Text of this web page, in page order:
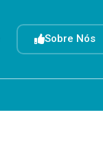
Sobre Nós